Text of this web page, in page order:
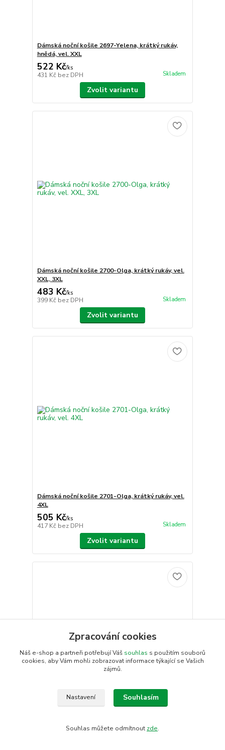
Dámská noční košile 2697-Yelena, krátký rukáv,
hnědá, vel. XXL
522 Kč/ks
431 Kč bez DPH Skladem
Zvolit variantu
Dámská noční košile 2700-Olga, krátký rukáv, vel.
XXL, 3XL
483 Kč/ks
399 Kč bez DPH Skladem
Zvolit variantu
Dámská noční košile 2701-Olga, krátký rukáv, vel.
4XL
505 Kč/ks
417 Kč bez DPH Skladem
Zvolit variantu
krátký rukáv, červená, vel. 4XL,
Zpracování cookies
Náš e-shop a partneři potřebují Váš souhlas s použitím souborů
cookies, aby Vám mohli zobrazovat informace týkající se Vašich
zájmů.
Nastavení Souhlasím
Souhlas můžete odmítnout zde.